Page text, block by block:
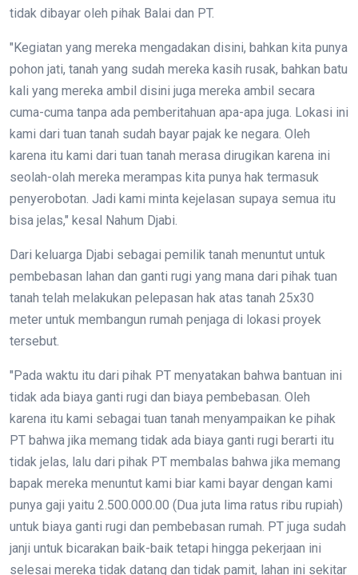
tidak dibayar oleh pihak Balai dan PT.
"Kegiatan yang mereka mengadakan disini, bahkan kita punya
pohon jati, tanah yang sudah mereka kasih rusak, bahkan batu
kali yang mereka ambil disini juga mereka ambil secara
cuma-cuma tanpa ada pemberitahuan apa-apa juga. Lokasi ini
kami dari tuan tanah sudah bayar pajak ke negara. Oleh
karena itu kami dari tuan tanah merasa dirugikan karena ini
seolah-olah mereka merampas kita punya hak termasuk
penyerobotan. Jadi kami minta kejelasan supaya semua itu
bisa jelas," kesal Nahum Djabi.
Dari keluarga Djabi sebagai pemilik tanah menuntut untuk
pembebasan lahan dan ganti rugi yang mana dari pihak tuan
tanah telah melakukan pelepasan hak atas tanah 25x30
meter untuk membangun rumah penjaga di lokasi proyek
tersebut.
"Pada waktu itu dari pihak PT menyatakan bahwa bantuan ini
tidak ada biaya ganti rugi dan biaya pembebasan. Oleh
karena itu kami sebagai tuan tanah menyampaikan ke pihak
PT bahwa jika memang tidak ada biaya ganti rugi berarti itu
tidak jelas, lalu dari pihak PT membalas bahwa jika memang
bapak mereka menuntut kami biar kami bayar dengan kami
punya gaji yaitu 2.500.000.00 (Dua juta lima ratus ribu rupiah)
untuk biaya ganti rugi dan pembebasan rumah. PT juga sudah
janji untuk bicarakan baik-baik tetapi hingga pekerjaan ini
selesai mereka tidak datang dan tidak pamit, lahan ini sekitar